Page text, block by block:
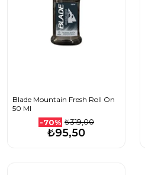
Blade Mountain Fresh Roll On
50 Ml
-70% ₺319,00
₺95,50